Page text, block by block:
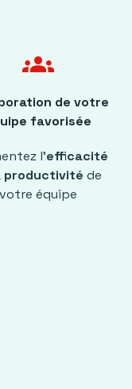
groups
de votre
favorisée
l’efficacité
productivité de
votre équipe